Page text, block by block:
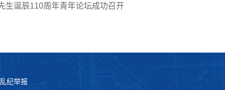
生诞辰110周年青年论坛成功召开
纪举报